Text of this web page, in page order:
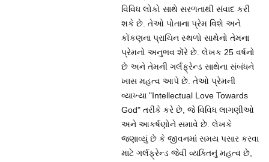
વિવિધ લોકો સાથે સરળતાથી સંવાદ કરી
શકે છે. તેઓ પોતાના પ્રેમ વિશે અને
કોંકણના પ્રાચિન સ્થળો સાથેનો તેમના
પ્રેમનો અનુભવ શેંરે છે. લેખક 25 વર્ષનો
છે અને તેમની ગર્લફ્રેન્ડ સાથેના સંબંધને
ખાસ મહત્વ આપે છે. તેઓ પ્રેમની
વ્યાખ્યા "Intellectual Love Towards
God" તરીકે કરે છે, જે વિવિધ લાગણીઓ
અને આકર્ષણોને સમાવે છે. લેખકે
જણાવ્યું છે કે જીવનમાં સમય પસાર કરવા
માટે ગર્લફ્રેન્ડ જેવી વ્યક્તિનું મહત્વ છે,